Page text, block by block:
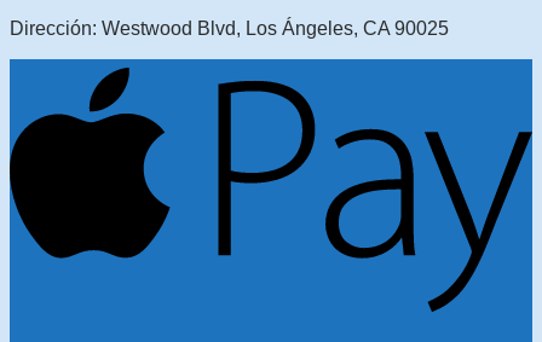
Dirección: Westwood Blvd, Los Ángeles, CA 90025